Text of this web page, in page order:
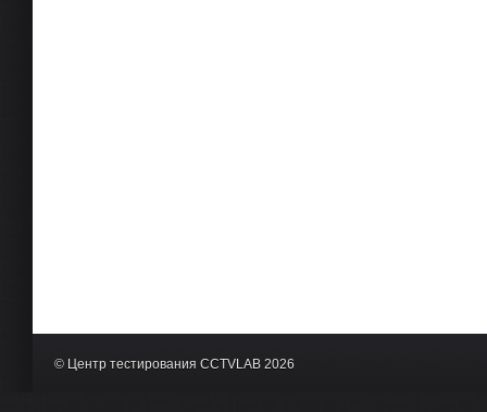
© Центр тестирования CCTVLAB 2026